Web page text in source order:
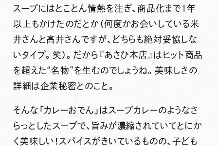
スープにはとことん情熱を注ぎ、商品化まで1年
以上もかけた のだとか（何度かお会いしている米
井さんと髙井さんですが、どちらも絶対妥協しな
いタイプ。笑）。だから『あさひ本店』はヒット商品
を超えた“名物”を生むのでしょうね。 美味しさの
詳細は企業秘密とのこと。
そんな「カレーおでん」はスープカレーのようなさ
らっとしたスープで、旨みが濃縮されていてとにか
く美味しい！スパイスがきいているものの、子ども